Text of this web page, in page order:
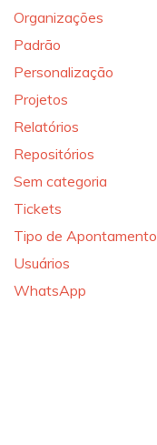
Organizações
Padrão
Personalização
Projetos
Relatórios
Repositórios
Sem categoria
Tickets
Tipo de Apontamento
Usuários
WhatsApp